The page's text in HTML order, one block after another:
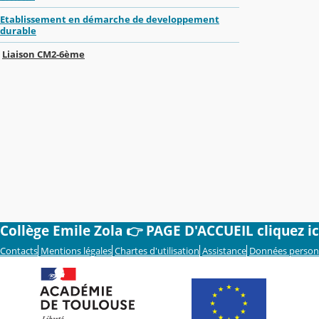
Etablissement en démarche de developpement
durable
Liaison CM2-6ème
Collège Emile Zola 👉 PAGE D'ACCUEIL cliquez
Contacts Mentions légales Chartes d'utilisation Assistance Données